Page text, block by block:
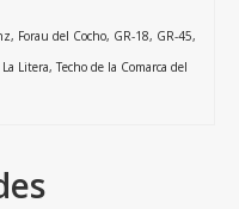
, Forau del Cocho, GR-18, GR-45,
Litera,Techo de la Comarca del